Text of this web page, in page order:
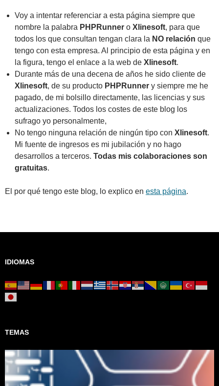
Voy a intentar referenciar a esta página siempre que
nombre la palabra PHPRunner o Xlinesoft, para que
todos los que consultan tengan clara la NO relación que
tengo con esta empresa. Al principio de esta página y en
la figura, tengo el enlace a la web de Xlinesoft.
Durante más de una decena de años he sido cliente de
Xlinesoft, de su producto PHPRunner y siempre me he
pagado, de mi bolsillo directamente, las licencias y sus
actualizaciones. Todos los costes de este blog los
sufrago yo personalmente,
No tengo ninguna relación de ningún tipo con Xlinesoft.
Mi fuente de ingresos es mi jubilación y no hago
desarrollos a terceros. Todas mis colaboraciones son
gratuitas.
El por qué tengo este blog, lo explico en esta página.
IDIOMAS
TEMAS